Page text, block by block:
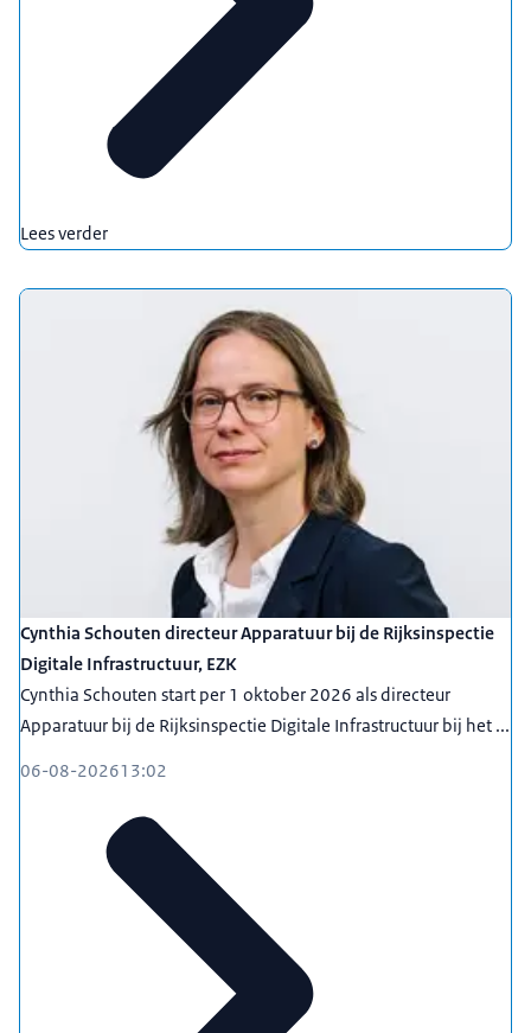
Lees verder
Cynthia Schouten directeur Apparatuur bij de Rijksinspectie
Digitale Infrastructuur, EZK
Cynthia Schouten start per 1 oktober 2026 als directeur
Apparatuur bij de Rijksinspectie Digitale Infrastructuur bij het ...
06-08-202613:02